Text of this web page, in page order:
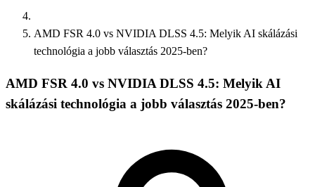
AMD FSR 4.0 vs NVIDIA DLSS 4.5: Melyik AI skálázási
technológia a jobb választás 2025-ben?
AMD FSR 4.0 vs NVIDIA DLSS 4.5: Melyik AI
skálázási technológia a jobb választás 2025-ben?